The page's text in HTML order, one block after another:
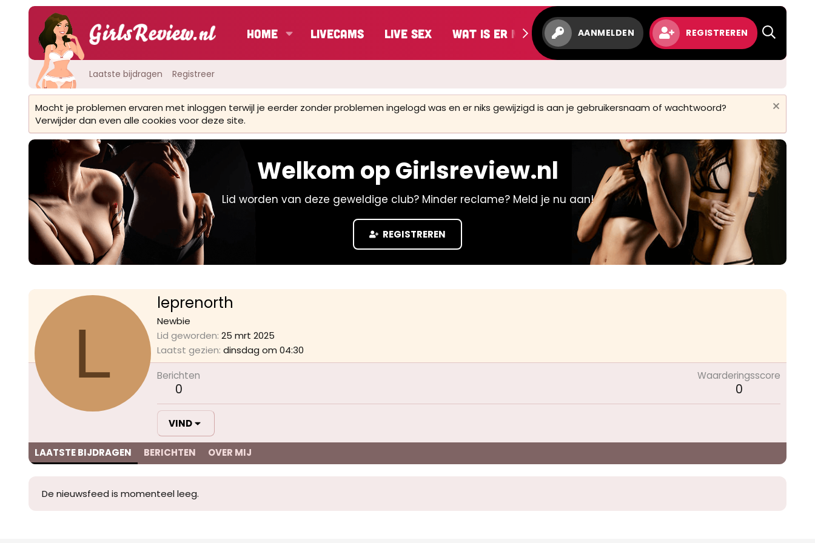
Home LiveCams Live Sex Wat is er nieuw AANMELDEN REGISTREREN
Laatste bijdragen Registreer
Mocht je problemen ervaren met inloggen terwijl je eerder zonder problemen ingelogd was en er niks gewijzigd is aan je gebruikersnaam of wachtwoord?
Verwijder dan even alle cookies voor deze site.
Welkom op Girlsreview.nl
Lid worden van deze geweldige club? Minder reclame? Meld je nu aan!
REGISTREREN
L
leprenorth
Newbie
Lid geworden 25 mrt 2025
Laatst gezien dinsdag om 04:30
Berichten
0
Waarderingsscore
0
VIND
LAATSTE BIJDRAGEN BERICHTEN OVER MIJ
De nieuwsfeed is momenteel leeg.